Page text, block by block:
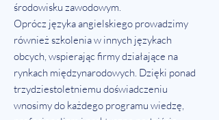
środowisku zawodowym.
Oprócz języka angielskiego prowadzimy
również szkolenia w innych językach
obcych, wspierając firmy działające na
rynkach międzynarodowych. Dzięki ponad
trzydziestoletniemu doświadczeniu
wnosimy do każdego programu wiedzę,